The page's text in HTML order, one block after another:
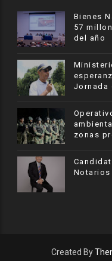
Bienes
57
del año
Jornada
zonas
Notarios
Created By